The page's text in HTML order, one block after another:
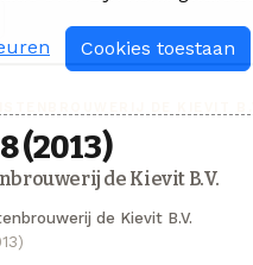
(2013)
de Kievit B.V.
de Kievit B.V.
Cookies toestaan